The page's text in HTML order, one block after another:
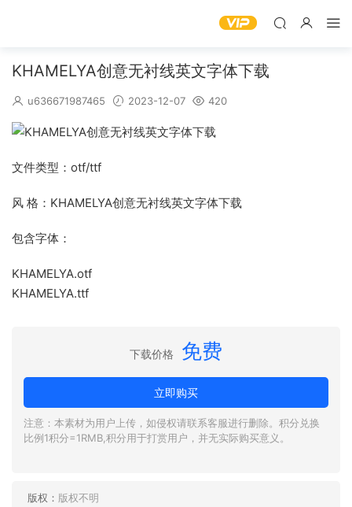
KHAMELYA创意无衬线英文字体下载
u636671987465 2023-12-07 420
文件类型：otf/ttf
风 格：KHAMELYA创意无衬线英文字体下载
包含字体：
KHAMELYA.otf
KHAMELYA.ttf
下载价格 免费
立即购买
注意：本素材为用户上传，如侵权请联系客服进行删除。积分兑换
比例1积分=1RMB,积分用于打赏用户，并无实际购买意义。
版权： 版权不明